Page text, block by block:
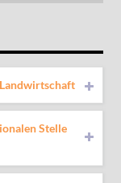
Stelle